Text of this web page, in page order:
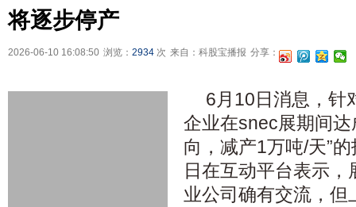
将逐步停产
2026-06-10 16:08:50 浏览： 2934 次 来自：科股宝播报 分享：
6月10日消息，针
企业在snec展期间
向，减产1万吨/天”
日在互动平台表示
业公司确有交流，但